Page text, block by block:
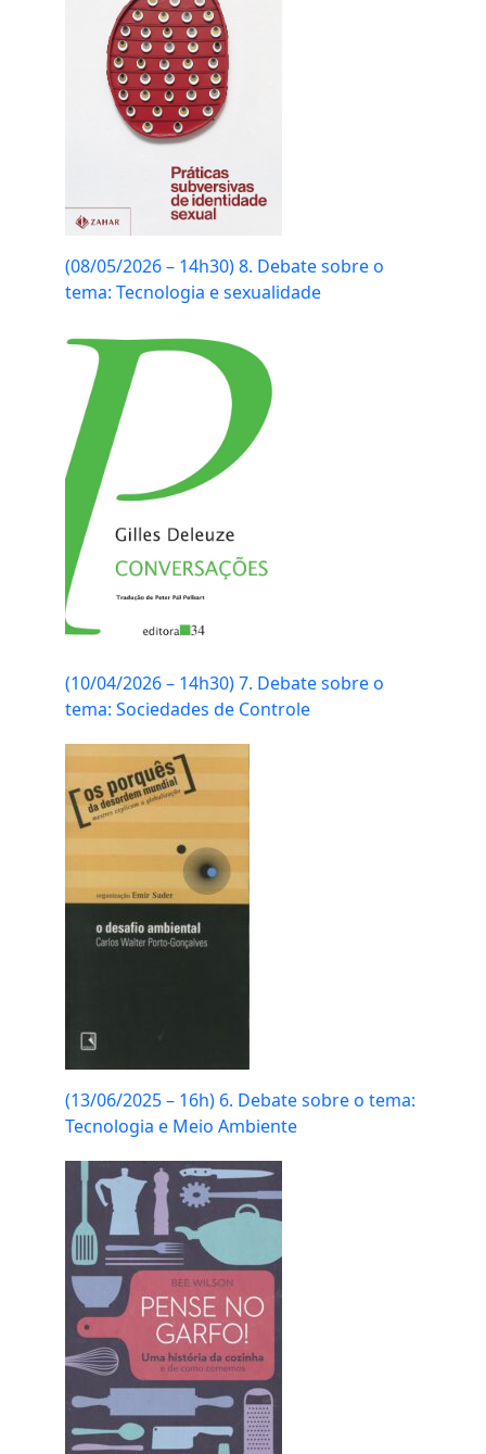
(08/05/2026 – 14h30) 8. Debate sobre o
tema: Tecnologia e sexualidade
(10/04/2026 – 14h30) 7. Debate sobre o
tema: Sociedades de Controle
(13/06/2025 – 16h) 6. Debate sobre o tema:
Tecnologia e Meio Ambiente